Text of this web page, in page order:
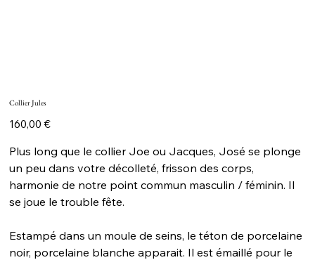
Collier Jules
Prix
160,00 €
Plus long que le collier Joe ou Jacques, José se plonge
un peu dans votre décolleté, frisson des corps,
harmonie de notre point commun masculin / féminin. Il
se joue le trouble fête.
Estampé dans un moule de seins, le téton de porcelaine
noir, porcelaine blanche apparait. Il est émaillé pour le